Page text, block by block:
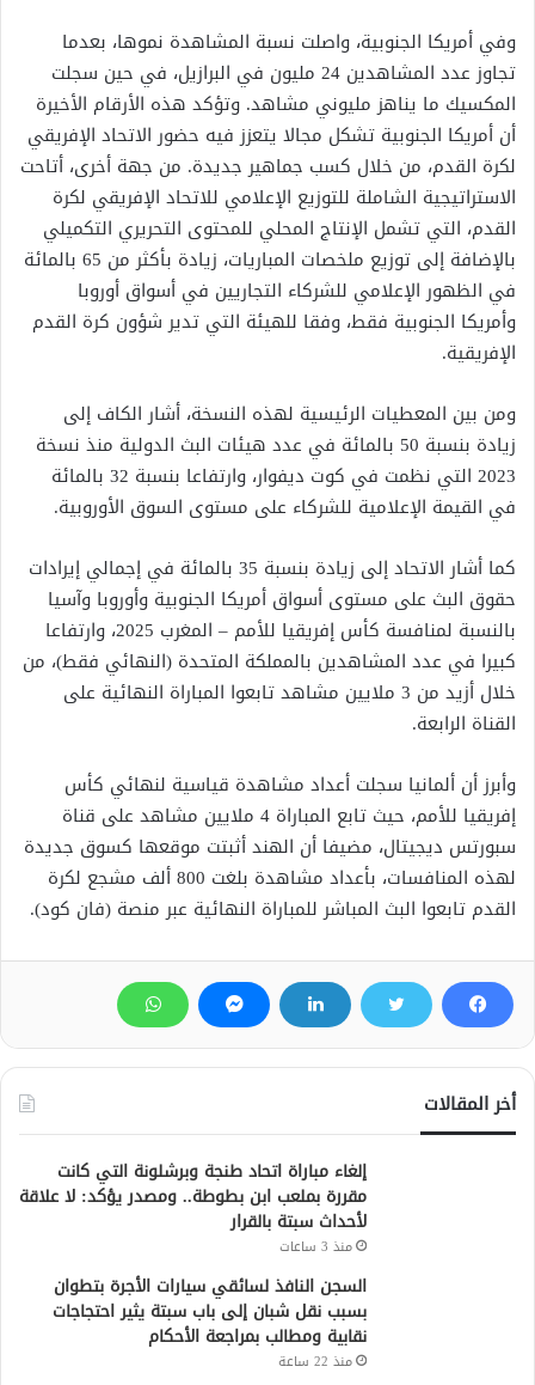
وفي أمريكا الجنوبية، واصلت نسبة المشاهدة نموها، بعدما
تجاوز عدد المشاهدين 24 مليون في البرازيل، في حين سجلت
المكسيك ما يناهز مليوني مشاهد. وتؤكد هذه الأرقام الأخيرة
أن أمريكا الجنوبية تشكل مجالا يتعزز فيه حضور الاتحاد الإفريقي
لكرة القدم، من خلال كسب جماهير جديدة. من جهة أخرى، أتاحت
الاستراتيجية الشاملة للتوزيع الإعلامي للاتحاد الإفريقي لكرة
القدم، التي تشمل الإنتاج المحلي للمحتوى التحريري التكميلي
بالإضافة إلى توزيع ملخصات المباريات، زيادة بأكثر من 65 بالمائة
في الظهور الإعلامي للشركاء التجاريين في أسواق أوروبا
وأمريكا الجنوبية فقط، وفقا للهيئة التي تدير شؤون كرة القدم
الإفريقية.
ومن بين المعطيات الرئيسية لهذه النسخة، أشار الكاف إلى
زيادة بنسبة 50 بالمائة في عدد هيئات البث الدولية منذ نسخة
2023 التي نظمت في كوت ديفوار، وارتفاعا بنسبة 32 بالمائة
في القيمة الإعلامية للشركاء على مستوى السوق الأوروبية.
كما أشار الاتحاد إلى زيادة بنسبة 35 بالمائة في إجمالي إيرادات
حقوق البث على مستوى أسواق أمريكا الجنوبية وأوروبا وآسيا
بالنسبة لمنافسة كأس إفريقيا للأمم – المغرب 2025، وارتفاعا
كبيرا في عدد المشاهدين بالمملكة المتحدة (النهائي فقط)، من
خلال أزيد من 3 ملايين مشاهد تابعوا المباراة النهائية على
القناة الرابعة.
وأبرز أن ألمانيا سجلت أعداد مشاهدة قياسية لنهائي كأس
إفريقيا للأمم، حيث تابع المباراة 4 ملايين مشاهد على قناة
سبورتس ديجيتال، مضيفا أن الهند أثبتت موقعها كسوق جديدة
لهذه المنافسات، بأعداد مشاهدة بلغت 800 ألف مشجع لكرة
القدم تابعوا البث المباشر للمباراة النهائية عبر منصة (فان كود).
أخر المقالات
إلغاء مباراة اتحاد طنجة وبرشلونة التي كانت
مقررة بملعب ابن بطوطة.. ومصدر يؤكد: لا علاقة
لأحداث سبتة بالقرار
منذ 3 ساعات
السجن النافذ لسائقي سيارات الأجرة بتطوان
بسبب نقل شبان إلى باب سبتة يثير احتجاجات
نقابية ومطالب بمراجعة الأحكام
منذ 22 ساعة